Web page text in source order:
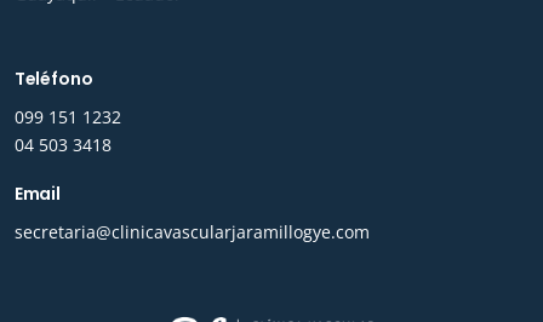
Teléfono
099 151 1232
04 503 3418
Email
secretaria@clinicavascularjaramillogye.com